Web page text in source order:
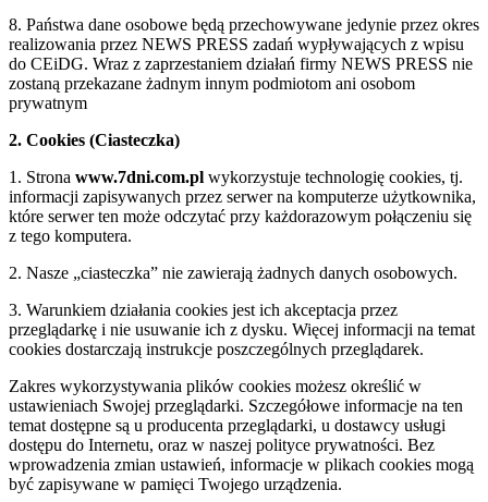
8. Państwa dane osobowe będą przechowywane jedynie przez okres
realizowania przez NEWS PRESS zadań wypływających z wpisu
do CEiDG. Wraz z zaprzestaniem działań firmy NEWS PRESS nie
zostaną przekazane żadnym innym podmiotom ani osobom
prywatnym
2. Cookies (Ciasteczka)
1. Strona www.7dni.com.pl wykorzystuje technologię cookies, tj.
informacji zapisywanych przez serwer na komputerze użytkownika,
które serwer ten może odczytać przy każdorazowym połączeniu się
z tego komputera.
2. Nasze „ciasteczka” nie zawierają żadnych danych osobowych.
3. Warunkiem działania cookies jest ich akceptacja przez
przeglądarkę i nie usuwanie ich z dysku. Więcej informacji na temat
cookies dostarczają instrukcje poszczególnych przeglądarek.
Zakres wykorzystywania plików cookies możesz określić w
ustawieniach Swojej przeglądarki. Szczegółowe informacje na ten
temat dostępne są u producenta przeglądarki, u dostawcy usługi
dostępu do Internetu, oraz w naszej polityce prywatności. Bez
wprowadzenia zmian ustawień, informacje w plikach cookies mogą
być zapisywane w pamięci Twojego urządzenia.